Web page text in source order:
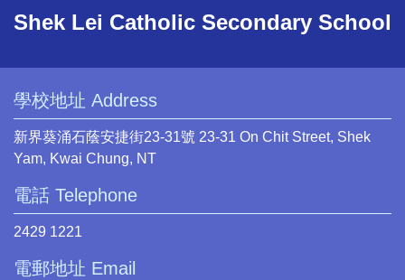
Shek Lei Catholic Secondary School
學校地址 Address
新界葵涌石蔭安捷街23-31號 23-31 On Chit Street, Shek
Yam, Kwai Chung, NT
電話 Telephone
2429 1221
電郵地址 Email